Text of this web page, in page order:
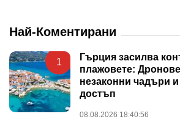
Най-Коментирани
1
Гърция засилва
плажовете:
незаконни чадъри
достъп
08.08.2026 18:40:56